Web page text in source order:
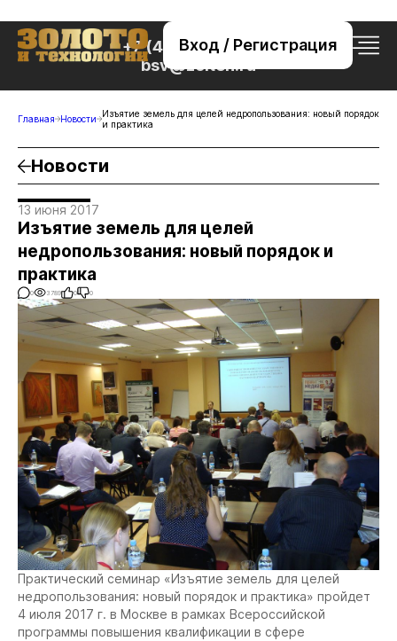
Вход / Регистрация
+7 (495) 221-76-32
bsv@zolteh.ru
Главная Новости
Изъятие земель для целей недропользования: новый порядок
и практика
Новости
13 июня 2017
Изъятие земель для целей
недропользования: новый порядок и
практика
0 3789 0 0
Практический семинар «Изъятие земель для целей
недропользования: новый порядок и практика» пройдет
4 июля 2017 г. в Москве в рамках Всероссийской
программы повышения квалификации в сфере